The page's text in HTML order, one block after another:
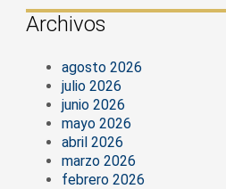
Archivos
agosto 2026
julio 2026
junio 2026
mayo 2026
abril 2026
marzo 2026
febrero 2026